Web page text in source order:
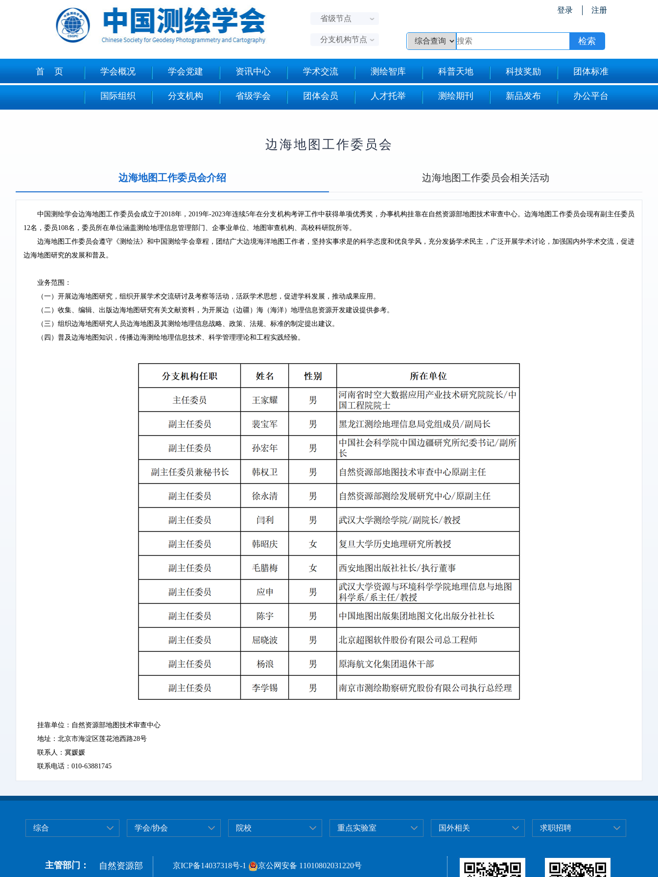
省级节点
分支机构节点
登录 注册
首 页 学会概况 学会党建 资讯中心 学术交流 测绘智库 科普天地 科技奖励 团体标准
国际组织 分支机构 省级学会 团体会员 人才托举 测绘期刊 新品发布 办公平台
边海地图工作委员会
边海地图工作委员会介绍 边海地图工作委员会相关活动
中国测绘学会边海地图工作委员会成立于2018年，2019年-2023年连续5年在分支机构考评工作中获得单项优秀奖，办事机构挂靠在自然资源部地图技术审查中心。边海地图工作委员会现有副主任委员
12名，委员108名，委员所在单位涵盖测绘地理信息管理部门、企事业单位、地图审查机构、高校科研院所等。
边海地图工作委员会遵守《测绘法》和中国测绘学会章程，团结广大边境海洋地图工作者，坚持实事求是的科学态度和优良学风，充分发扬学术民主，广泛开展学术讨论，加强国内外学术交流，促进
边海地图研究的发展和普及。
业务范围：
（一）开展边海地图研究，组织开展学术交流研讨及考察等活动，活跃学术思想，促进学科发展，推动成果应用。
（二）收集、编辑、出版边海地图研究有关文献资料，为开展边（边疆）海（海洋）地理信息资源开发建设提供参考。
（三）组织边海地图研究人员边海地图及其测绘地理信息战略、政策、法规、标准的制定提出建议。
（四）普及边海地图知识，传播边海测绘地理信息技术、科学管理理论和工程实践经验。
挂靠单位：自然资源部地图技术审查中心
地址：北京市海淀区莲花池西路28号
联系人：冀媛媛
联系电话：010-63881745
综合 学会/协会 院校 重点实验室 国外相关 求职招聘
主管部门： 自然资源部 京ICP备14037318号-1 京公网安备 11010802031220号